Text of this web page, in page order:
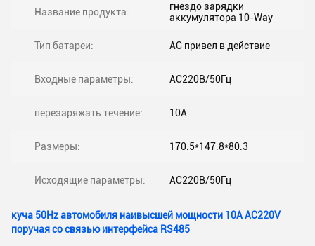
Название продукта:
гнездо зарядки
аккумулятора 10-Way
Тип батареи: AC привел в действие
Входные параметры: AC220В/50Гц
перезаряжать течение: 10А
Размеры: 170.5*147.8*80.3
Исходящие параметры: AC220В/50Гц
куча 50Hz автомобиля наивысшей мощности 10A AC220V
поручая со связью интерфейса RS485